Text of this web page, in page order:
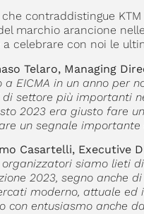
che contraddistingue
marchio arancione
a celebrare con noi le
Telaro, Managing
a EICMA in un anno per
di settore più importanti
2023 era giusto fare
un segnale
Casartelli, Executive
organizzatori siamo lieti
2023, segno anche
moderno, attuale ed
con entusiasmo anche